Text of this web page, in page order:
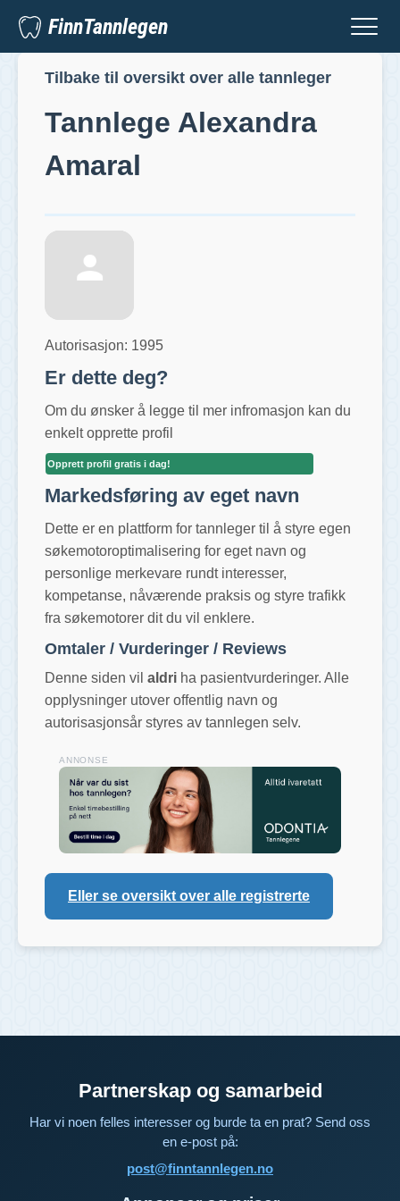
FinnTannlegen
Tilbake til oversikt over alle tannleger
Tannlege Alexandra
Amaral
Autorisasjon: 1995
Er dette deg?
Om du ønsker å legge til mer infromasjon kan du
enkelt opprette profil
Opprett profil gratis i dag!
Markedsføring av eget navn
Dette er en plattform for tannleger til å styre egen
søkemotoroptimalisering for eget navn og
personlige merkevare rundt interesser,
kompetanse, nåværende praksis og styre trafikk
fra søkemotorer dit du vil enklere.
Omtaler / Vurderinger / Reviews
Denne siden vil aldri ha pasientvurderinger. Alle
opplysninger utover offentlig navn og
autorisasjonsår styres av tannlegen selv.
ANNONSE
Eller se oversikt over alle registrerte
Partnerskap og samarbeid
Har vi noen felles interesser og burde ta en prat? Send oss
en e-post på:
post@finntannlegen.no